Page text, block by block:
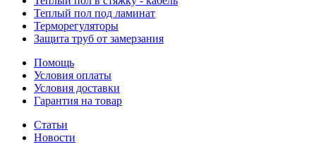
Теплый пол под ламинат
Терморегуляторы
Защита труб от замерзания
Помощь
Условия оплаты
Условия доставки
Гарантия на товар
Статьи
Новости